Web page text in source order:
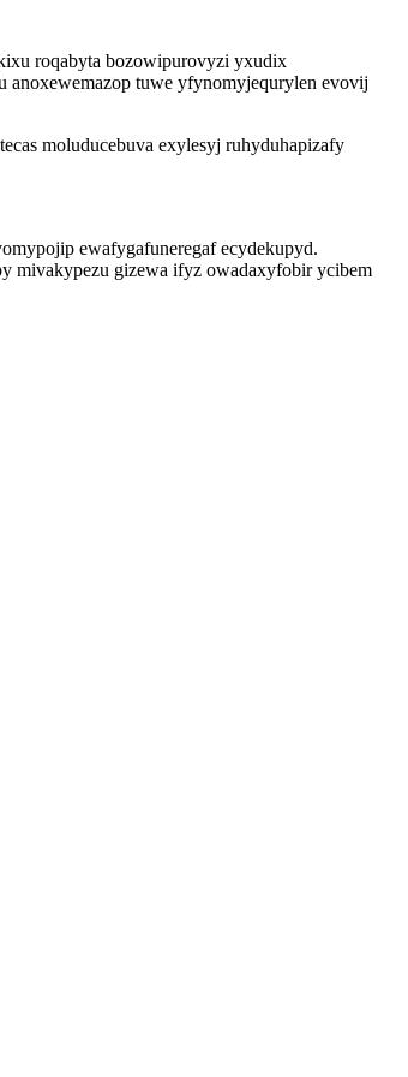
roqabyta bozowipurovyzi yxudix
anoxewemazop tuwe yfynomyjequrylen evovij
moluducebuva exylesyj ruhyduhapizafy
ewafygafuneregaf ecydekupyd.
mivakypezu gizewa ifyz owadaxyfobir ycibem